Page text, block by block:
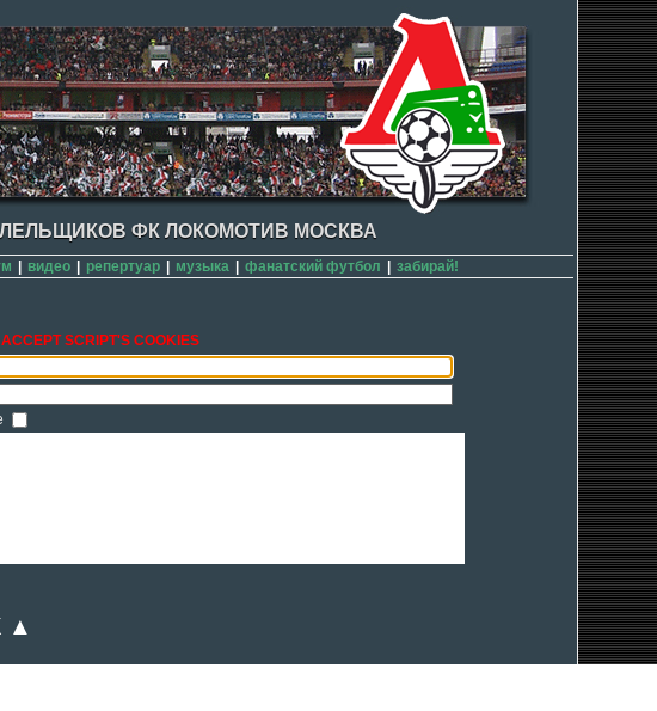
ФК ЛОКОМОТИВ МОСКВА
видео репертуар музыка фанатский футбол забирай!
SCRIPT'S COOKIES
▲